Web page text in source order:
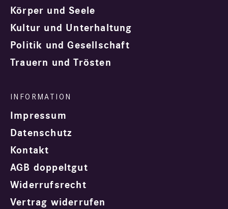
Körper und Seele
Kultur und Unterhaltung
Politik und Gesellschaft
Trauern und Trösten
Impressum
Datenschutz
Kontakt
AGB doppeltgut
Widerrufsrecht
Vertrag widerrufen